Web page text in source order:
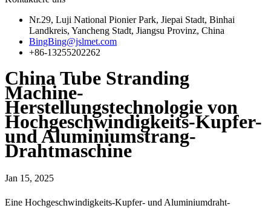
Nr.29, Luji National Pionier Park, Jiepai Stadt, Binhai
Landkreis, Yancheng Stadt, Jiangsu Provinz, China
BingBing@jslmet.com
+86-13255202262
China Tube Stranding
Machine-
Herstellungstechnologie von
Hochgeschwindigkeits-Kupfer-
und Aluminiumstrang-
Drahtmaschine
Jan 15, 2025
Eine Hochgeschwindigkeits-Kupfer- und Aluminiumdraht-